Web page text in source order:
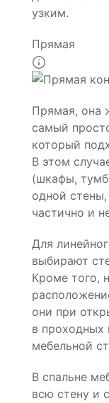
узким.
Прямая
Прямая, она
самый
который
В этом
(шкафы,
одной
частично и
Для
выбирают
Кроме того,
они при
в проходных
мебельной
В спальне
всю стену и